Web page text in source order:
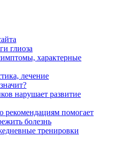
глиоза
характерные
лечение
нарушает развитие
рекомендациям помогает
болезнь
тренировки